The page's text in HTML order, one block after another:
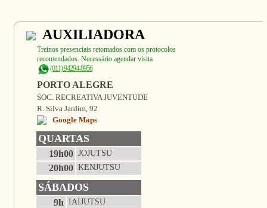
AUXILIADORA
Treinos presenciais retomados com os protocolos
recomendados. Necessário agendar visita
(011) 94294-8956
PORTO ALEGRE
SOC. RECREATIVA JUVENTUDE
R. Silva Jardim, 92
Google Maps
QUARTAS
19h00 JOJUTSU
20h00 KENJUTSU
SÁBADOS
9h IAIJUTSU